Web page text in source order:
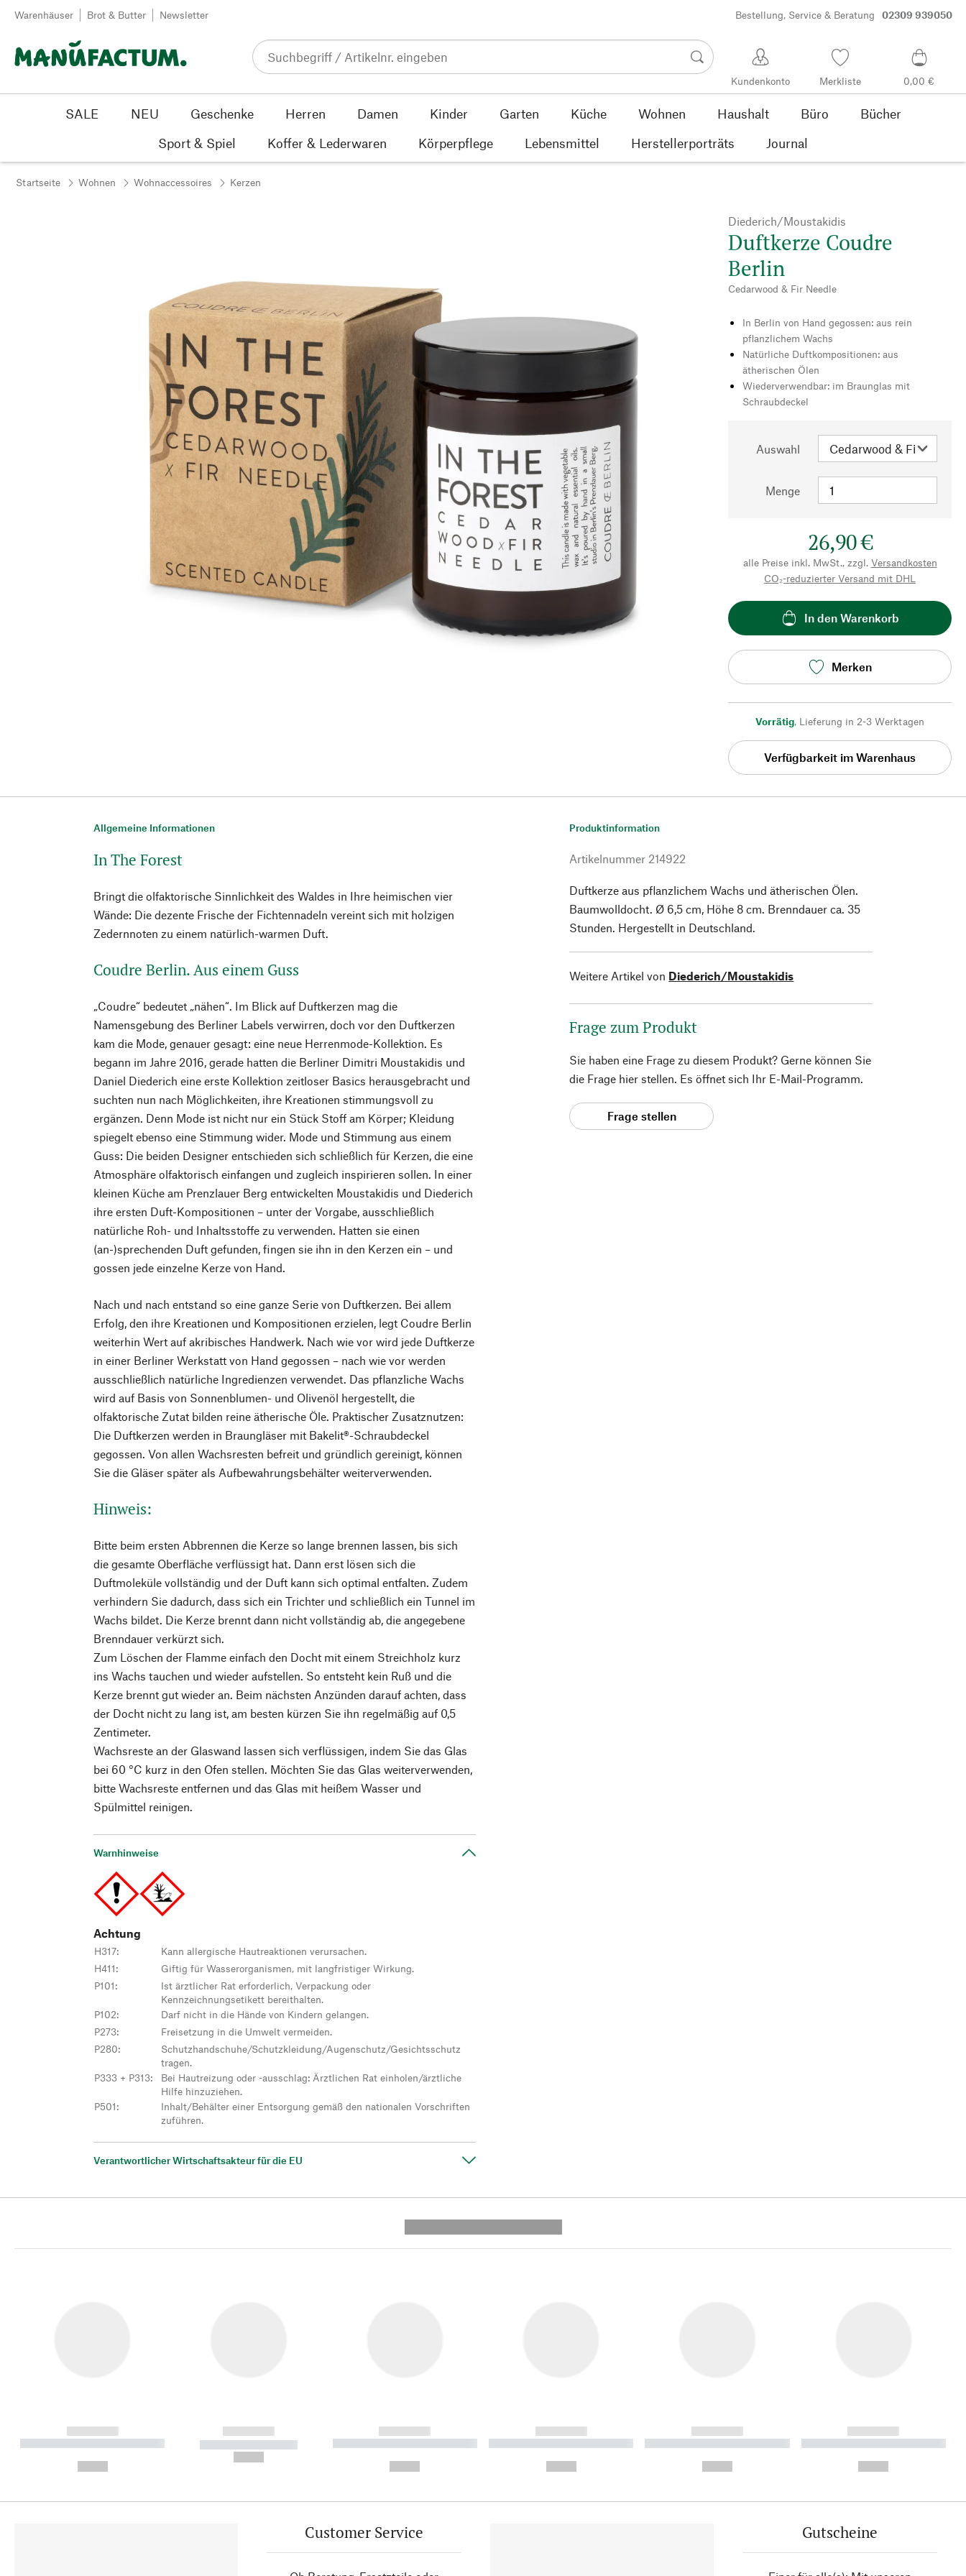
Zum Inhalt springen
Warenhäuser Brot & Butter Newsletter Bestellung, Service & Beratung 02309 939050
Kundenkonto Merkliste 0,00 €
SALE NEU Geschenke Herren Damen Kinder Garten Küche Wohnen Haushalt Büro
Bücher
Sport & Spiel
Koffer & Lederwaren Körperpflege Lebensmittel Herstellerporträts Journal
Startseite Wohnen Wohnaccessoires Kerzen
Diederich/Moustakidis
Duftkerze Coudre
Berlin
Cedarwood & Fir Needle
In Berlin von Hand gegossen: aus rein
pflanzlichem Wachs
Natürliche Duftkompositionen: aus
ätherischen Ölen
Wiederverwendbar: im Braunglas mit
Schraubdeckel
Auswahl
Menge
26,90 €
alle Preise inkl. MwSt., zzgl. Versandkosten
CO₂-reduzierter Versand mit DHL
In den Warenkorb
Merken
Vorrätig, Lieferung in 2-3 Werktagen
Verfügbarkeit im Warenhaus
Allgemeine Informationen
In The Forest
Bringt die olfaktorische Sinnlichkeit des Waldes in Ihre heimischen vier
Wände: Die dezente Frische der Fichtennadeln vereint sich mit holzigen
Zedernnoten zu einem natürlich-warmen Duft.
Coudre Berlin. Aus einem Guss
„Coudre“ bedeutet „nähen“. Im Blick auf Duftkerzen mag die
Namensgebung des Berliner Labels verwirren, doch vor den Duftkerzen
kam die Mode, genauer gesagt: eine neue Herrenmode-Kollektion. Es
begann im Jahre 2016, gerade hatten die Berliner Dimitri Moustakidis und
Daniel Diederich eine erste Kollektion zeitloser Basics herausgebracht und
suchten nun nach Möglichkeiten, ihre Kreationen stimmungsvoll zu
ergänzen. Denn Mode ist nicht nur ein Stück Stoff am Körper; Kleidung
spiegelt ebenso eine Stimmung wider. Mode und Stimmung aus einem
Guss: Die beiden Designer entschieden sich schließlich für Kerzen, die eine
Atmosphäre olfaktorisch einfangen und zugleich inspirieren sollen. In einer
kleinen Küche am Prenzlauer Berg entwickelten Moustakidis und Diederich
ihre ersten Duft-Kompositionen – unter der Vorgabe, ausschließlich
natürliche Roh- und Inhaltsstoffe zu verwenden. Hatten sie einen
(an-)sprechenden Duft gefunden, fingen sie ihn in den Kerzen ein – und
gossen jede einzelne Kerze von Hand.
Nach und nach entstand so eine ganze Serie von Duftkerzen. Bei allem
Erfolg, den ihre Kreationen und Kompositionen erzielen, legt Coudre Berlin
weiterhin Wert auf akribisches Handwerk. Nach wie vor wird jede Duftkerze
in einer Berliner Werkstatt von Hand gegossen – nach wie vor werden
ausschließlich natürliche Ingredienzen verwendet. Das pflanzliche Wachs
wird auf Basis von Sonnenblumen- und Olivenöl hergestellt, die
olfaktorische Zutat bilden reine ätherische Öle. Praktischer Zusatznutzen:
Die Duftkerzen werden in Braungläser mit Bakelit®-Schraubdeckel
gegossen. Von allen Wachsresten befreit und gründlich gereinigt, können
Sie die Gläser später als Aufbewahrungsbehälter weiterverwenden.
Hinweis:
Bitte beim ersten Abbrennen die Kerze so lange brennen lassen, bis sich
die gesamte Oberfläche verflüssigt hat. Dann erst lösen sich die
Duftmoleküle vollständig und der Duft kann sich optimal entfalten. Zudem
verhindern Sie dadurch, dass sich ein Trichter und schließlich ein Tunnel im
Wachs bildet. Die Kerze brennt dann nicht vollständig ab, die angegebene
Brenndauer verkürzt sich.
Zum Löschen der Flamme einfach den Docht mit einem Streichholz kurz
ins Wachs tauchen und wieder aufstellen. So entsteht kein Ruß und die
Kerze brennt gut wieder an. Beim nächsten Anzünden darauf achten, dass
der Docht nicht zu lang ist, am besten kürzen Sie ihn regelmäßig auf 0,5
Zentimeter.
Wachsreste an der Glaswand lassen sich verflüssigen, indem Sie das Glas
bei 60 °C kurz in den Ofen stellen. Möchten Sie das Glas weiterverwenden,
bitte Wachsreste entfernen und das Glas mit heißem Wasser und
Spülmittel reinigen.
Warnhinweise
Achtung
H317:
Kann allergische Hautreaktionen verursachen.
H411:
Giftig für Wasserorganismen, mit langfristiger Wirkung.
P101:
Ist ärztlicher Rat erforderlich, Verpackung oder
Kennzeichnungsetikett bereithalten.
P102:
Darf nicht in die Hände von Kindern gelangen.
P273:
Freisetzung in die Umwelt vermeiden.
P280:
Schutzhandschuhe/Schutzkleidung/Augenschutz/Gesichtsschutz
tragen.
P333 + P313:
Bei Hautreizung oder -ausschlag: Ärztlichen Rat einholen/ärztliche
Hilfe hinzuziehen.
P501:
Inhalt/Behälter einer Entsorgung gemäß den nationalen Vorschriften
zuführen.
Verantwortlicher Wirtschaftsakteur für die EU
Produktinformation
Artikelnummer 214922
Duftkerze aus pflanzlichem Wachs und ätherischen Ölen.
Baumwolldocht. Ø 6,5 cm, Höhe 8 cm. Brenndauer ca. 35
Stunden. Hergestellt in Deutschland.
Weitere Artikel von Diederich/Moustakidis
Frage zum Produkt
Sie haben eine Frage zu diesem Produkt? Gerne können Sie
die Frage hier stellen. Es öffnet sich Ihr E-Mail-Programm.
Frage stellen
------------
----------- ----------- ----------
------------
----------- -----------
------------
----------- ----------- ----------
------------
----------- ----------- ----------
------------
----------- ----------- ----------
------------
----------- ----------- ----------
Customer Service Gutscheine